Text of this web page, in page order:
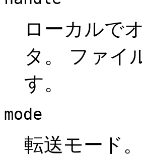
ローカルで
タ。 ファイ
す。
mode
転送モード。